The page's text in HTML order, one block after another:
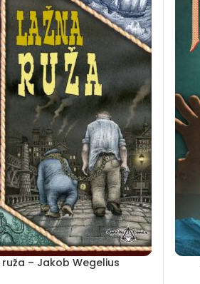
ruža – Jakob Wegelius